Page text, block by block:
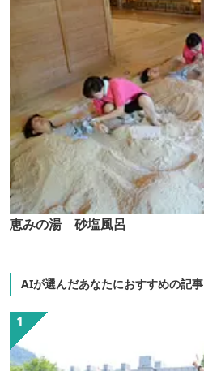
恵みの湯 砂塩風呂
AIが選んだあなたにおすすめの記事